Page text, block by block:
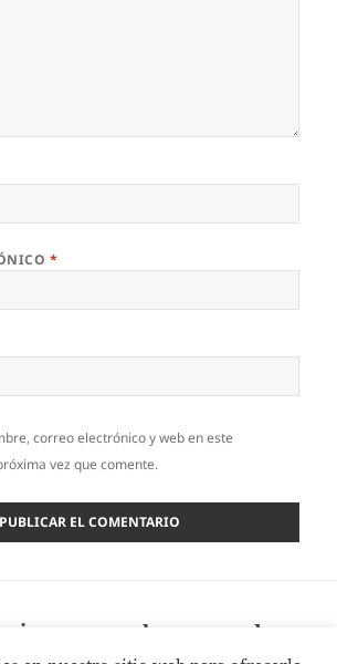
*
correo electrónico y web en este
vez que comente.
para colocar asas de